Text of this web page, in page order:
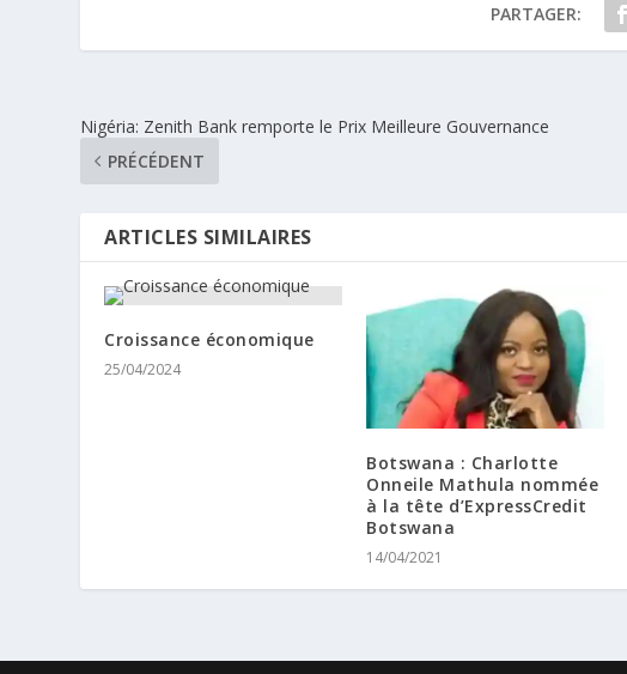
PARTAGER:
Nigéria: Zenith Bank remporte le Prix Meilleure Gouvernance
PRÉCÉDENT
ARTICLES SIMILAIRES
Croissance économique
25/04/2024
Botswana : Charlotte
Onneile Mathula nommée
à la tête d’ExpressCredit
Botswana
14/04/2021